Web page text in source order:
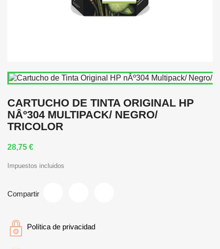
CARTUCHO DE TINTA ORIGINAL HP
NÂº304 MULTIPACK/ NEGRO/
TRICOLOR
28,75 €
Impuestos incluidos
Compartir
Política de privacidad